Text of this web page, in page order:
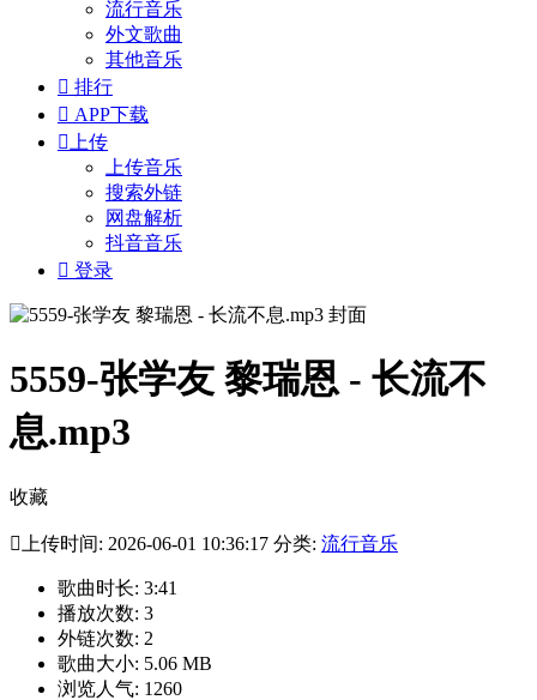
流行音乐
外文歌曲
其他音乐
 排行
 APP下载
 上传
上传音乐
搜索外链
网盘解析
抖音音乐
 登录
5559-张学友 黎瑞恩 - 长流不
息.mp3
收藏
 上传时间: 2026-06-01 10:36:17 分类: 流行音乐
歌曲时长: 3:41
播放次数: 3
外链次数: 2
歌曲大小: 5.06 MB
浏览人气: 1260